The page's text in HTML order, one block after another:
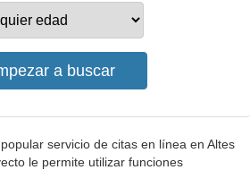
servicio de citas en línea en Altes
le permite utilizar funciones